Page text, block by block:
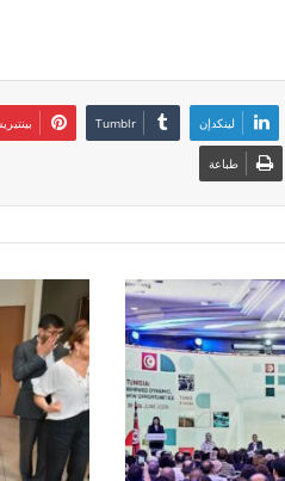
لينكدإن
طباعة